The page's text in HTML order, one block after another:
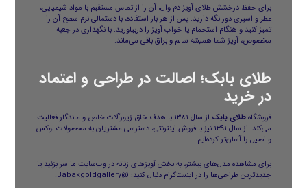
برای حفظ درخشش طلای آویز دم وال، آن را از تماس مستقیم با مواد شیمیایی،
عطر و اسپری دور نگه دارید. پس از هر بار استفاده، با دستمالی نرم سطح آن را
تمیز کنید و هنگام استحمام یا خواب آویز را دربیاورید. با نگهداری در جعبه
مخصوص، آویز شما همیشه سالم و براق باقی می‌ماند.
طلای بابک؛ اصالت در طراحی و اعتماد
در خرید
فروشگاهطلای بابک
از سال ۱۳۸۱ با هدف خلق زیورآلات خاص و ماندگار فعالیت
می‌کند. از سال ۱۳۹۱ نیز با فروش اینترنتی، دسترسی مشتریان به محصولات لوکس
و اصیل را آسان‌تر کرده‌ایم.
برای مشاهده مدل‌های بیشتر، به بخشآویزهای زنانهدر وب‌سایت ما سر بزنید یا
جدیدترین طراحی‌ها را در اینستاگرام دنبال کنید: @Babakgoldgallery
.